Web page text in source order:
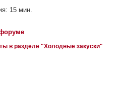
15 мин.
в разделе "Холодные закуски"